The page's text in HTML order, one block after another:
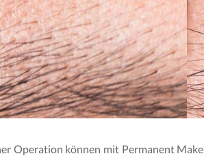
Operation können mit Permanent